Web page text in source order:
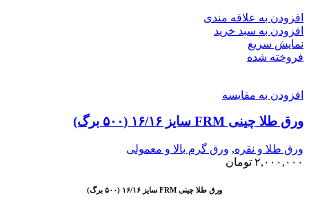
افزودن به علاقه مندی
افزودن به سبد خرید
نمایش سریع
فروخته شده
افزودن به مقایسه
ورق طلا چینی FRM سایز ۱۶/۱۶ (۵۰۰ برگ)
ورق طلا و نقره, ورق گرم بالا و معمولی
۲,۰۰۰,۰۰۰ تومان
ورق طلا چینی FRM سایز ۱۶/۱۶ (۵۰۰ برگ)